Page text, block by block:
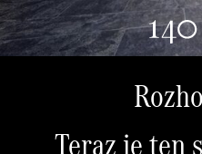
Teraz je ten